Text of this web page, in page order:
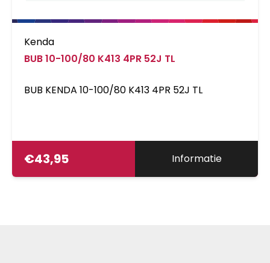
Kenda
BUB 10-100/80 K413 4PR 52J TL
BUB KENDA 10-100/80 K413 4PR 52J TL
€43,95 Informatie